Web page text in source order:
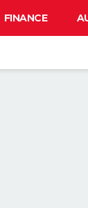
FINANCE